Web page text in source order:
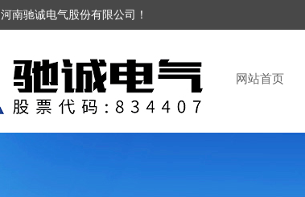
南驰诚电气股份有限公司！
网站首页